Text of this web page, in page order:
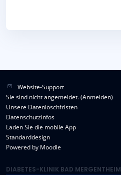
Website-Support
Sie sind nicht angemeldet. (Anmelden)
Unsere Datenlöschfristen
Datenschutzinfos
Laden Sie die mobile App
Standarddesign
Powered by Moodle
DIABETES-KLINIK BAD MERGENTHEIM